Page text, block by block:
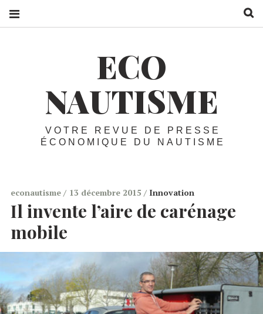
ECO
NAUTISME
VOTRE REVUE DE PRESSE
ÉCONOMIQUE DU NAUTISME
econautisme 13 décembre 2015 Innovation
Il invente l’aire de carénage
mobile